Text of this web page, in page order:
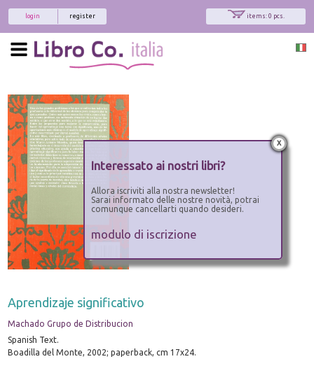
items: 0 pcs.
register
login
Aprendizaje significativo
Machado Grupo de Distribucion
Spanish Text.
Boadilla del Monte, 2002; paperback, cm 17x24.
x
Interessato ai nostri libri?
Allora iscriviti alla nostra newsletter!
Sarai informato delle nostre novità, potrai
comunque cancellarti quando desideri.
modulo di iscrizione